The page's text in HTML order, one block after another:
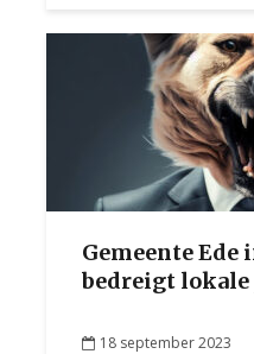
Gemeente
bedreigt
18 september 2023